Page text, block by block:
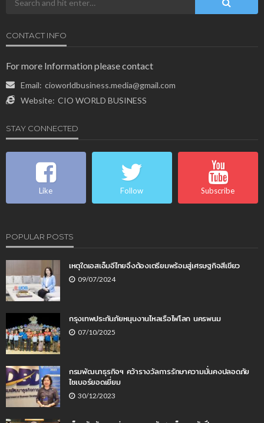
CONTACT INFO
For more Information please contact
Email: cioworldbusiness.media@gmail.com
Website: CIO WORLD BUSINESS
STAY CONNECTED
Like Follow Subscribe
POPULAR POSTS
เหตุใดเอสเอ็มอีไทยจึงต้องเตรียมพร้อมสู่เศรษฐกิจสีเขียว
09/07/2024
กรุงเทพประกันภัยหนุนงานไหลเรือไฟโลก นครพนม
07/10/2025
กรมพัฒนาธุรกิจฯ คว้ารางวัลการรักษาความมั่นคงปลอดภัย
ไซเบอร์ยอดเยี่ยม
30/12/2023